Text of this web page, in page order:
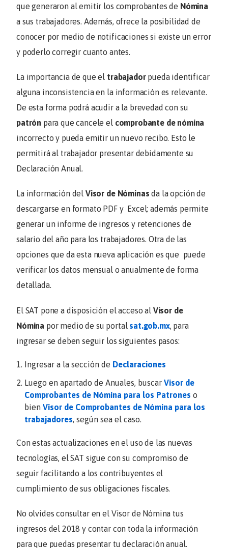
que generaron al emitir los comprobantes de Nómina
a sus trabajadores. Además, ofrece la posibilidad de
conocer por medio de notificaciones si existe un error
y poderlo corregir cuanto antes.
La importancia de que el trabajadorpueda identificar
alguna inconsistencia en la información es relevante.
De esta forma podrá acudir a la brevedad con su
patrón para que cancele elcomprobante de nómina
incorrecto y pueda emitir un nuevo recibo. Esto le
permitirá al trabajador presentar debidamente su
Declaración Anual.
La información del Visor de Nóminas da la opción de
descargarse en formato PDF y Excel; además permite
generar un informe de ingresos y retenciones de
salario del año para los trabajadores. Otra de las
opciones que da esta nueva aplicación es que puede
verificar los datos mensual o anualmente de forma
detallada.
El SAT pone a disposición el acceso al Visor de
Nómina por medio de su portal sat.gob.mx, para
ingresar se deben seguir los siguientes pasos:
Ingresar a la sección de Declaraciones
Luego en apartado de Anuales, buscar Visor de
Comprobantes de Nómina para los Patrones o
bien Visor de Comprobantes de Nómina para los
trabajadores, según sea el caso.
Con estas actualizaciones en el uso de las nuevas
tecnologías, el SAT sigue con su compromiso de
seguir facilitando a los contribuyentes el
cumplimiento de sus obligaciones fiscales.
No olvides consultar en el Visor de Nómina tus
ingresos del 2018 y contar con toda la información
para que puedas presentar tu declaración anual.